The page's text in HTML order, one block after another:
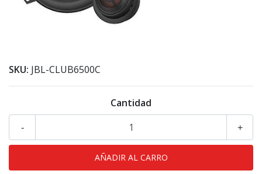
SKU: JBL-CLUB6500C
Cantidad
+
-